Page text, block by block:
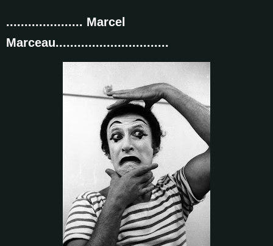
..................... Marcel
Marceau...............................